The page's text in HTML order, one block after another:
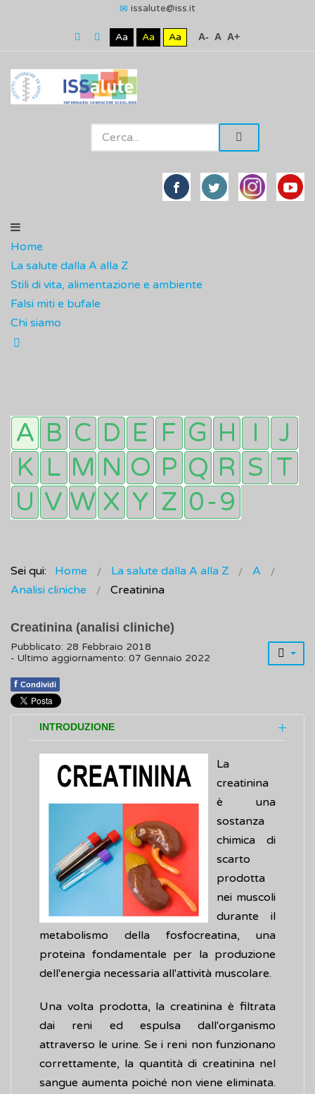
issalute@iss.it
Aa Aa Aa A- A A+
Home
La salute dalla A alla Z
Stili di vita, alimentazione e ambiente
Falsi miti e bufale
Chi siamo
Sei qui: Home La salute dalla A alla Z
A
Analisi cliniche
Creatinina
Creatinina (analisi cliniche)
Pubblicato: 28 Febbraio 2018
- Ultimo aggiornamento: 07 Gennaio 2022
f Condividi
INTRODUZIONE
La
creatinina
è una
sostanza
chimica di
scarto
prodotta
nei muscoli
durante il
metabolismo della fosfocreatina, una
proteina fondamentale per la produzione
dell'energia necessaria all'attività muscolare.
Una volta prodotta, la creatinina è filtrata
dai reni ed espulsa dall'organismo
attraverso le urine. Se i reni non funzionano
correttamente, la quantità di creatinina nel
sangue aumenta poiché non viene eliminata.